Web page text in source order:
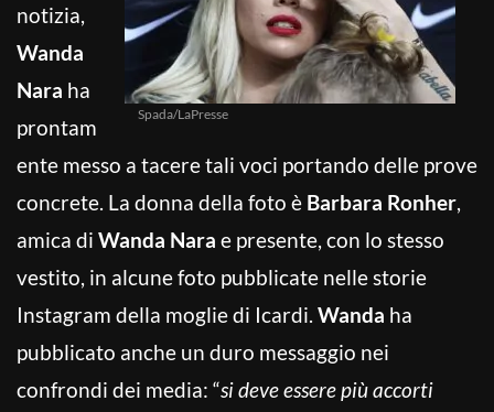
Spada/LaPresse
notizia,
Wanda
Nara ha
prontam
ente messo a tacere tali voci portando delle prove
concrete. La donna della foto è Barbara Ronher,
amica di Wanda Nara e presente, con lo stesso
vestito, in alcune foto pubblicate nelle storie
Instagram della moglie di Icardi. Wanda ha
pubblicato anche un duro messaggio nei
confrondi dei media: “si deve essere più accorti